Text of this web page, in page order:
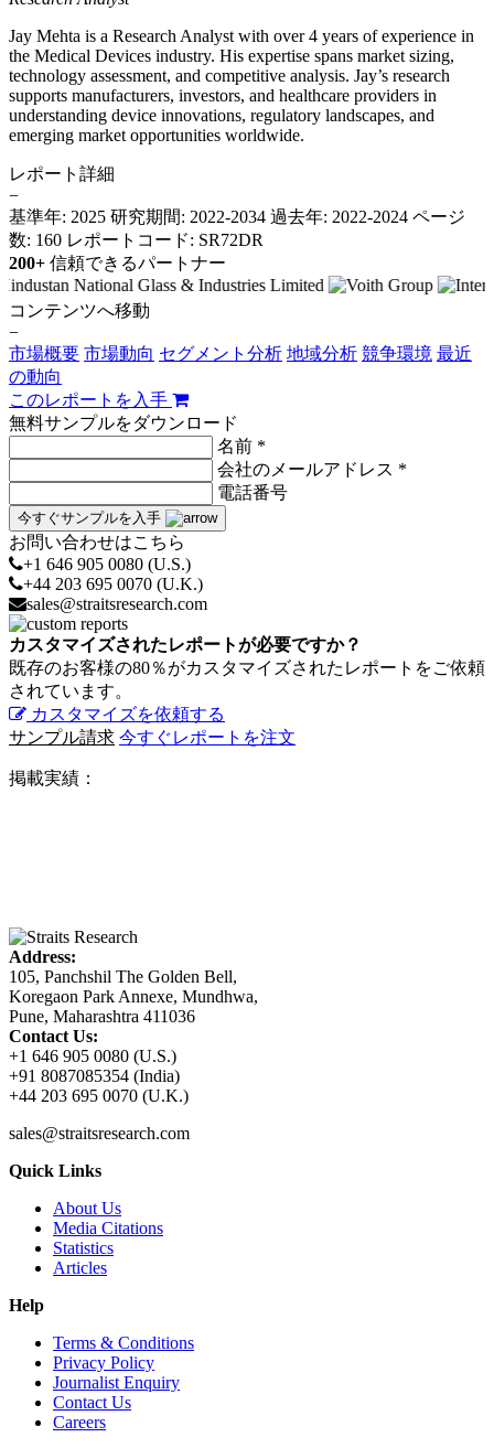
Jay Mehta is a Research Analyst with over 4 years of experience in
the Medical Devices industry. His expertise spans market sizing,
technology assessment, and competitive analysis. Jay’s research
supports manufacturers, investors, and healthcare providers in
understanding device innovations, regulatory landscapes, and
emerging market opportunities worldwide.
レポート詳細
−
基準年: 2025 研究期間: 2022-2034 過去年: 2022-2024 ページ
数: 160 レポートコード: SR72DR
200+ 信頼できるパートナー
コンテンツへ移動
−
市場概要 市場動向 セグメント分析 地域分析 競争環境 最近
の動向
このレポートを入手
無料サンプルをダウンロード
名前 *
会社のメールアドレス *
電話番号
今すぐサンプルを入手
お問い合わせはこちら
+1 646 905 0080 (U.S.)
+44 203 695 0070 (U.K.)
sales@straitsresearch.com
カスタマイズされたレポートが必要ですか？
既存のお客様の80％がカスタマイズされたレポートをご依頼
されています。
カスタマイズを依頼する
サンプル請求 今すぐレポートを注文
掲載実績：
Address:
105, Panchshil The Golden Bell,
Koregaon Park Annexe, Mundhwa,
Pune, Maharashtra 411036
Contact Us:
+1 646 905 0080 (U.S.)
+91 8087085354 (India)
+44 203 695 0070 (U.K.)
sales@straitsresearch.com
Quick Links
About Us
Media Citations
Statistics
Articles
Help
Terms & Conditions
Privacy Policy
Journalist Enquiry
Contact Us
Careers